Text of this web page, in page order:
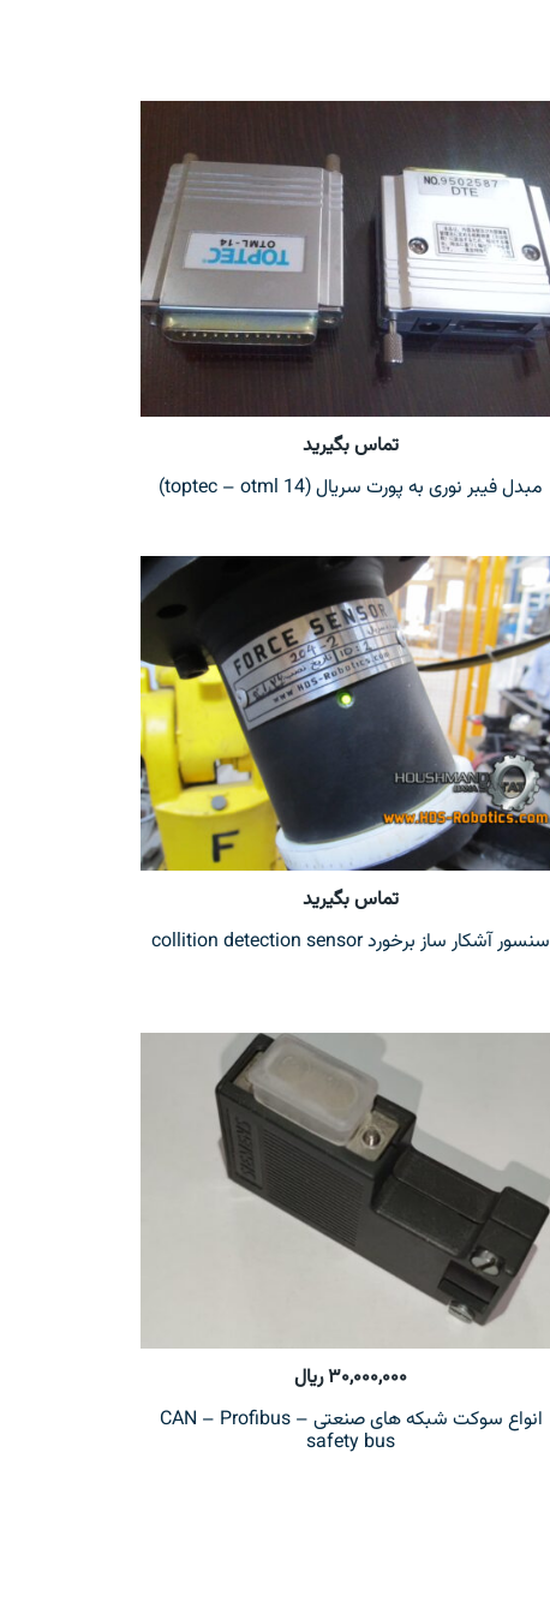
تماس بگیرید
مبدل فیبر نوری به پورت سریال (toptec – otml 14)
تماس بگیرید
سنسور آشکار ساز برخورد collition detection sensor
۳۰,۰۰۰,۰۰۰ریال
انواع سوکت شبکه های صنعتی CAN – Profibus –
safety bus